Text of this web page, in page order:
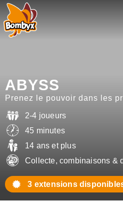
ABYSS
Prenez le pouvoir dans les
2-4 joueurs
45 minutes
14 ans et plus
Collecte, combinaisons &
3 extensions